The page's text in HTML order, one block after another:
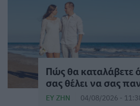
Πώς θα καταλάβετε
σας θέλει να σας
ΕΥ ΖΗΝ 04/08/2026 -